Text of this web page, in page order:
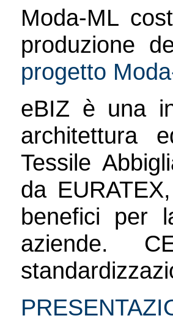
Moda-ML
produzione
progetto
eBIZ è una
architettura
Tessile
da
benefici per
aziende.